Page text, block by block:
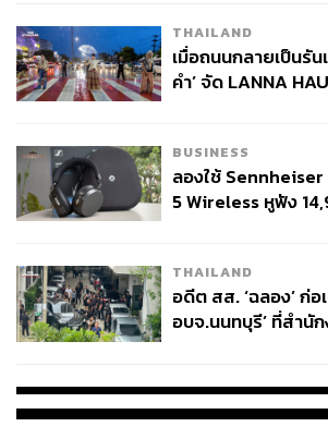
นอกจาก 3 ปัจจัยข้างต้น มีอีกหนึ่งหัวใจส
ยังคงเป็นโรงพยาบาลที่คนไทยให้ความไ
ดับต้นๆ คือเรื่อง ‘ความพร้อม’
เชื่อว่าทุกคนรู้และเห็นมาโดยตลอดว่าศิริ
หนักเพื่อ ‘สุขภาพที่ดีของคนไทยเสมอมา
THAILAND
เมื่อถนนกลายเป็นรัน
คำ’ จัด LANNA
BUSINESS
ลองใช้ Sennheiser
5 Wireless หูฟัง
THAILAND
อดีต สส. ‘ฉลอง’ ก่อ
อบจ.นนทบุรี’ ที่สำนั